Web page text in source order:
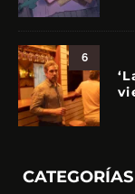
6
CATEGORÍAS